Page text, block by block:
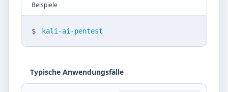
Beispiele
$ kali-ai-pentest
Typische Anwendungsfälle